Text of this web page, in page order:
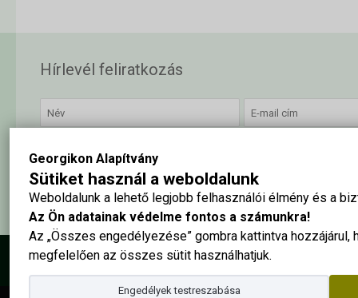
Georgikon Alapítvány
Sütiket használ a weboldalunk
Weboldalunk a lehető legjobb felhasználói élmény és a
Az Ön adatainak védelme fontos a számunkra!
Az „Összes engedélyezése” gombra kattintva hozzájárul,
megfelelően az összes sütit használhatjuk.
Engedélyek testreszabása
Hírlevél feliratkozás
© 2025 - Georgikon Alapítvány |site by